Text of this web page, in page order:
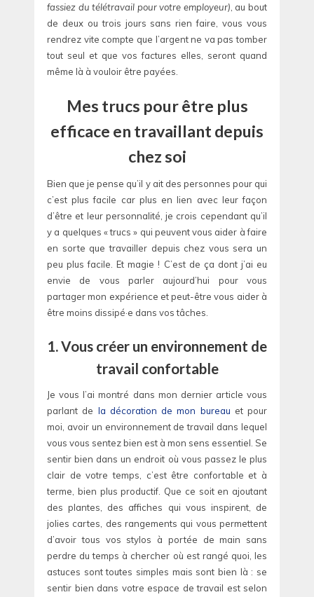
fassiez du télétravail pour votre employeur) , au bout
de deux ou trois jours sans rien faire, vous vous
rendrez vite compte que l’argent ne va pas tomber
tout seul et que vos factures elles, seront quand
même là à vouloir être payées.
Mes trucs pour être plus
efficace en travaillant depuis
chez soi
Bien que je pense qu’il y ait des personnes pour qui
c’est plus facile car plus en lien avec leur façon
d’être et leur personnalité, je crois cependant qu’il
y a quelques « trucs » qui peuvent vous aider à faire
en sorte que travailler depuis chez vous sera un
peu plus facile. Et magie ! C’est de ça dont j’ai eu
envie de vous parler aujourd’hui pour vous
partager mon expérience et peut-être vous aider à
être moins dissipé·e dans vos tâches.
1. Vous créer un environnement de
travail confortable
Je vous l’ai montré dans mon dernier article vous
parlant de la décoration de mon bureau et pour
moi, avoir un environnement de travail dans lequel
vous vous sentez bien est à mon sens essentiel. Se
sentir bien dans un endroit où vous passez le plus
clair de votre temps, c’est être confortable et à
terme, bien plus productif. Que ce soit en ajoutant
des plantes, des affiches qui vous inspirent, de
jolies cartes, des rangements qui vous permettent
d’avoir tous vos stylos à portée de main sans
perdre du temps à chercher où est rangé quoi, les
astuces sont toutes simples mais sont bien là : se
sentir bien dans votre espace de travail est selon